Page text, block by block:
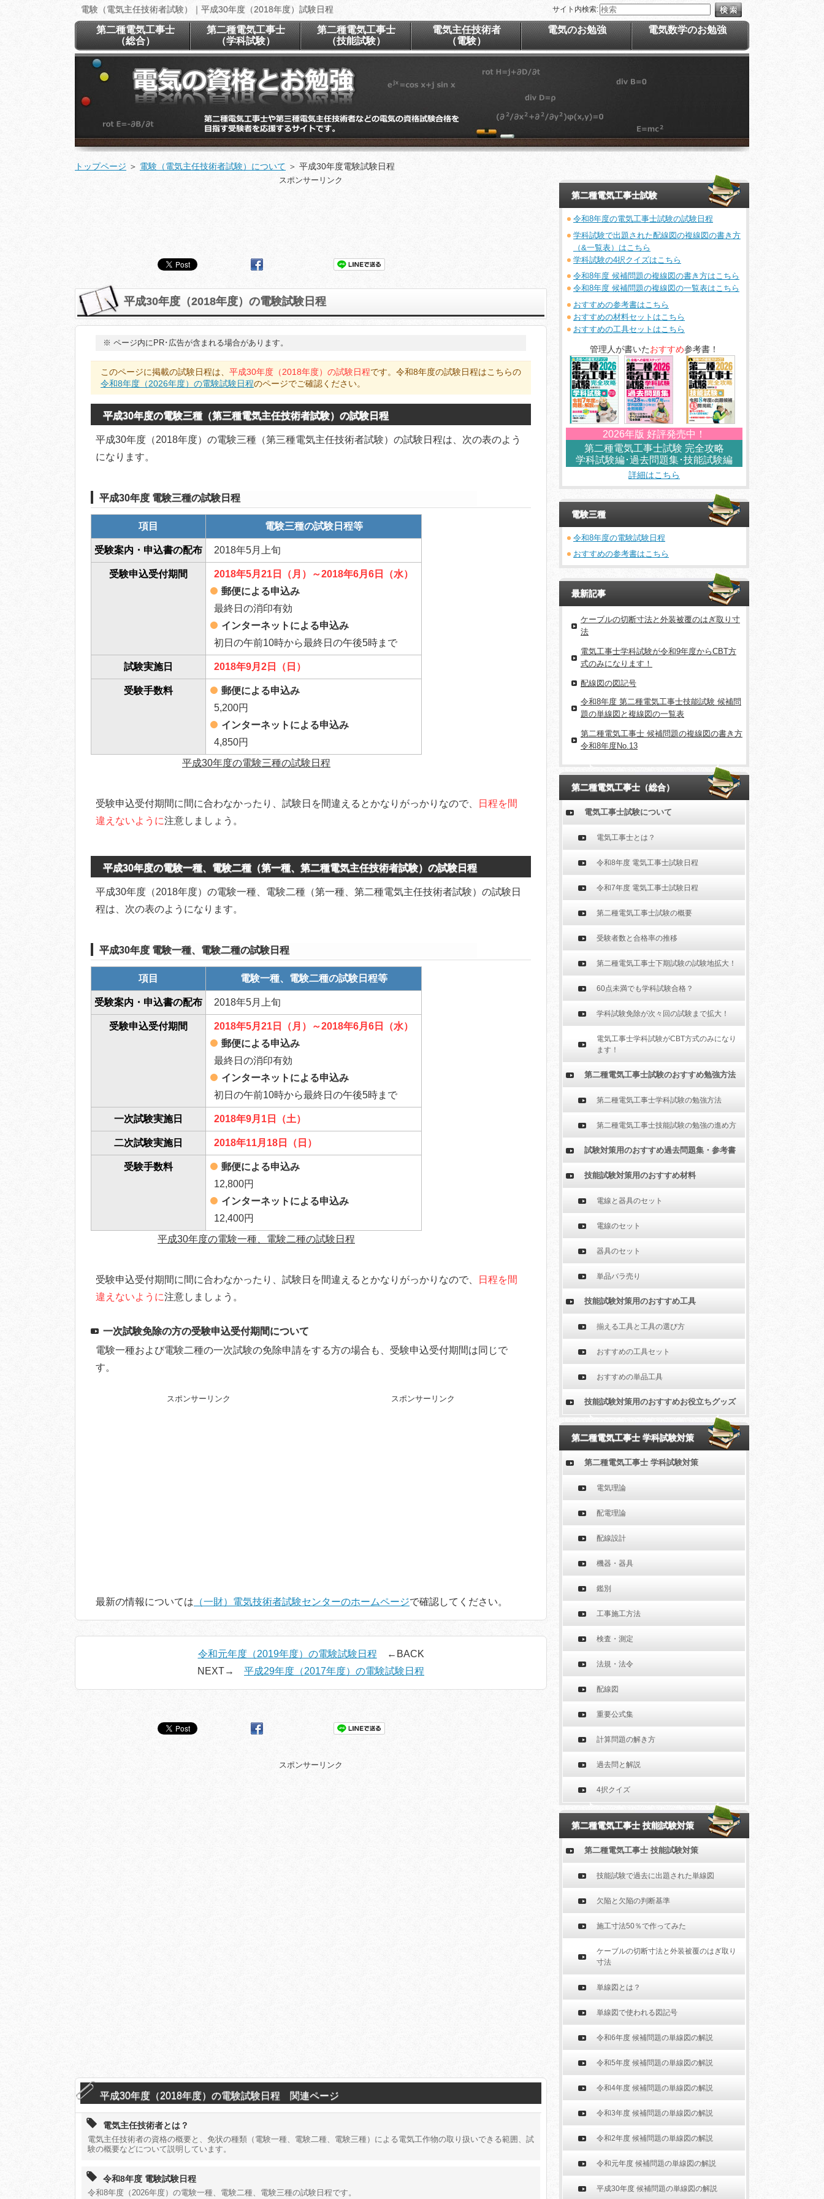
電験（電気主任技術者試験）｜平成30年度（2018年度）試験日程
トップページ ＞ 電験（電気主任技術者試験）について ＞ 平成30年度電験試験日程
スポンサーリンク
平成30年度（2018年度）の電験試験日程
※ ページ内にPR･広告が含まれる場合があります。
このページに掲載の試験日程は、 平成30年度（2018年度）の試験日程です。令和8年度の試験日程はこちらの
令和8年度（2026年度）の電験試験日程のページでご確認ください。
平成30年度の電験三種（第三種電気主任技術者試験）の試験日程
平成30年度（2018年度）の電験三種（第三種電気主任技術者試験）の試験日程は、次の表のよう
になります。
平成30年度 電験三種の試験日程
平成30年度の電験三種の試験日程
項目 電験三種の試験日程等
受験案内・申込書の配布 2018年5月上旬
受験申込受付期間
2018年5月21日（月）～2018年6月6日（水）
郵便による申込み
最終日の消印有効
インターネットによる申込み
初日の午前10時から最終日の午後5時まで
試験実施日 2018年9月2日（日）
受験手数料
郵便による申込み
5,200円
インターネットによる申込み
4,850円
受験申込受付期間に間に合わなかったり、試験日を間違えるとかなりがっかりなので、
日程を間
違えないように注意しましょう。
平成30年度の電験一種、電験二種（第一種、第二種電気主任技術者試験）の試験日程
平成30年度（2018年度）の電験一種、電験二種（第一種、第二種電気主任技術者試験）の試験日
程は、次の表のようになります。
平成30年度 電験一種、電験二種の試験日程
平成30年度の電験一種、電験二種の試験日程
項目 電験一種、電験二種の試験日程等
受験案内・申込書の配布 2018年5月上旬
受験申込受付期間
2018年5月21日（月）～2018年6月6日（水）
郵便による申込み
最終日の消印有効
インターネットによる申込み
初日の午前10時から最終日の午後5時まで
一次試験実施日 2018年9月1日（土）
二次試験実施日 2018年11月18日（日）
受験手数料
郵便による申込み
12,800円
インターネットによる申込み
12,400円
受験申込受付期間に間に合わなかったり、試験日を間違えるとかなりがっかりなので、
日程を間
違えないように注意しましょう。
一次試験免除の方の受験申込受付期間について
電験一種および電験二種の一次試験の免除申請をする方の場合も、受験申込受付期間は同じで
す。
スポンサーリンク スポンサーリンク
最新の情報については （一財）電気技術者試験センターのホームページで確認してください。
令和元年度（2019年度）の電験試験日程 ←BACK
NEXT→ 平成29年度（2017年度）の電験試験日程
スポンサーリンク
平成30年度（2018年度）の電験試験日程 関連ページ
電気主任技術者とは？
電気主任技術者の資格の概要と、免状の種類（電験一種、電験二種、電験三種）による電気工作物の取り扱いできる範囲、試
験の概要などについて説明しています。
令和8年度 電験試験日程
令和8年度（2026年度）の電験一種、電験二種、電験三種の試験日程です。
第二種電気工事士試験
令和8年度の電気工事士試験の試験日程
学科試験で出題された配線図の複線図の書き方
（&一覧表）はこちら
学科試験の4択クイズはこちら
令和8年度 候補問題の複線図の書き方はこちら
令和8年度 候補問題の複線図の一覧表はこちら
おすすめの参考書はこちら
おすすめの材料セットはこちら
おすすめの工具セットはこちら
管理人が書いたおすすめ参考書！
2026年版 好評発売中！
第二種電気工事士試験 完全攻略
学科試験編･過去問題集･技能試験編
詳細はこちら
電験三種
令和8年度の電験試験日程
おすすめの参考書はこちら
最新記事
ケーブルの切断寸法と外装被覆のはぎ取り寸
法
電気工事士学科試験が令和9年度からCBT方
式のみになります！
配線図の図記号
令和8年度 第二種電気工事士技能試験 候補問
題の単線図と複線図の一覧表
第二種電気工事士 候補問題の複線図の書き方
令和8年度No.13
第二種電気工事士（総合）
電気工事士試験について
電気工事士とは？
令和8年度 電気工事士試験日程
令和7年度 電気工事士試験日程
第二種電気工事士試験の概要
受験者数と合格率の推移
第二種電気工事士下期試験の試験地拡大！
60点未満でも学科試験合格？
学科試験免除が次々回の試験まで拡大！
電気工事士学科試験がCBT方式のみになり
ます！
第二種電気工事士試験のおすすめ勉強方法
第二種電気工事士学科試験の勉強方法
第二種電気工事士技能試験の勉強の進め方
試験対策用のおすすめ過去問題集・参考書
技能試験対策用のおすすめ材料
電線と器具のセット
電線のセット
器具のセット
単品バラ売り
技能試験対策用のおすすめ工具
揃える工具と工具の選び方
おすすめの工具セット
おすすめの単品工具
技能試験対策用のおすすめお役立ちグッズ
第二種電気工事士 学科試験対策
第二種電気工事士 学科試験対策
電気理論
配電理論
配線設計
機器・器具
鑑別
工事施工方法
検査・測定
法規・法令
配線図
重要公式集
計算問題の解き方
過去問と解説
4択クイズ
第二種電気工事士 技能試験対策
第二種電気工事士 技能試験対策
技能試験で過去に出題された単線図
欠陥と欠陥の判断基準
施工寸法50％で作ってみた
ケーブルの切断寸法と外装被覆のはぎ取り
寸法
単線図とは？
単線図で使われる図記号
令和6年度 候補問題の単線図の解説
令和5年度 候補問題の単線図の解説
令和4年度 候補問題の単線図の解説
令和3年度 候補問題の単線図の解説
令和2年度 候補問題の単線図の解説
令和元年度 候補問題の単線図の解説
平成30年度 候補問題の単線図の解説
第二種電気工事士
（総合）
第二種電気工事士
（学科試験）
第二種電気工事士
（技能試験）
電気主任技術者
（電験）
電気のお勉強 電気数学のお勉強
サイト内検索: